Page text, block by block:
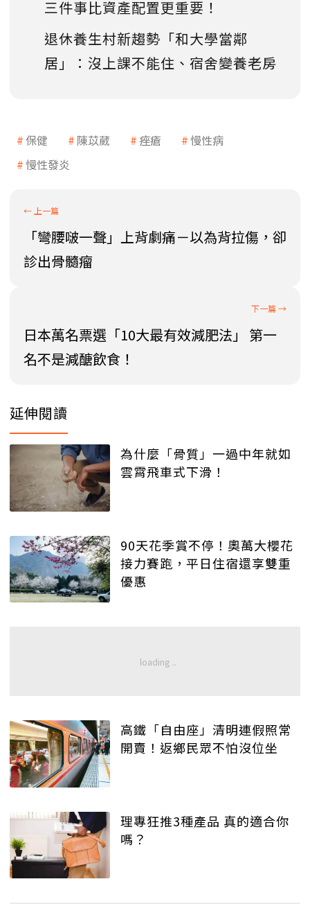
三件事比資產配置更重要！
退休養生村新趨勢「和大學當鄰
居」：沒上課不能住、宿舍變養老房
保健 陳苡葳 痤瘡
慢性病
慢性發炎
「彎腰啵一聲」上背劇痛－以為背拉傷，卻
診出骨髓瘤
日本萬名票選「10大最有效減肥法」 第一
名不是減醣飲食！
延伸閱讀
為什麼「骨質」一過中年就如
雲霄飛車式下滑！
90天花季賞不停！奧萬大櫻花
接力賽跑，平日住宿還享雙重
優惠
高鐵「自由座」清明連假照常
開賣！返鄉民眾不怕沒位坐
理專狂推3種產品 真的適合你
嗎？